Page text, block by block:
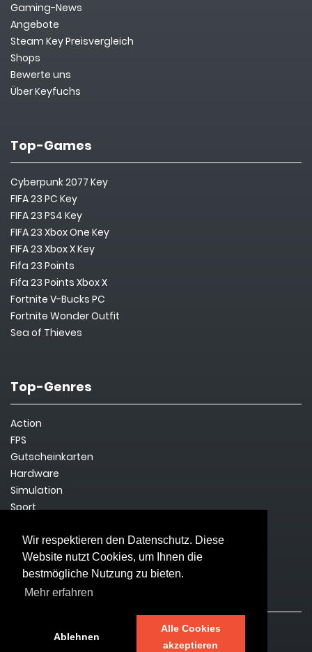
Wir respektieren den Datenschutz. Diese
Website nutzt Cookies, um Ihnen die
bestmögliche Nutzung zu bieten.
Mehr erfahren
Ablehnen
Alle Cookies
akzeptieren
Gaming-News
Angebote
Steam Key Preisvergleich
Shops
Bewerte uns
Über Keyfuchs
Top-Games
Cyberpunk 2077 Key
FIFA 23 PC Key
FIFA 23 PS4 Key
FIFA 23 Xbox One Key
FIFA 23 Xbox X Key
Fifa 23 Points
Fifa 23 Points Xbox X
Fortnite V-Bucks PC
Fortnite Wonder Outfit
Sea of Thieves
Top-Genres
Action
FPS
Gutscheinkarten
Hardware
Simulation
Sport
Survival
Rechtliches
Impressum